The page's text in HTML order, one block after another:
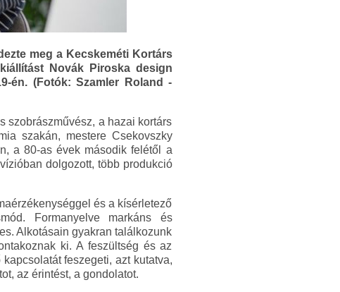
meg a Kecskeméti Kortárs
Novák Piroska design
én. (Fotók: Szamler Roland -
szobrászművész, a hazai kortárs
szakán, mestere Csekovszky
a 80-as évek második felétől a
dolgozott, több produkció
és a kísérletező
Formanyelve markáns és
Alkotásain gyakran találkozunk
ki. A feszültség és az
feszegeti, azt kutatva,
az érintést, a gondolatot.